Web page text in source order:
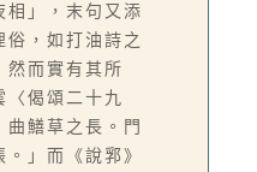
相」，末句又添
，如打油詩之
然而實有其所
偈頌二十九
鱔草之長。門
」而《說郛》